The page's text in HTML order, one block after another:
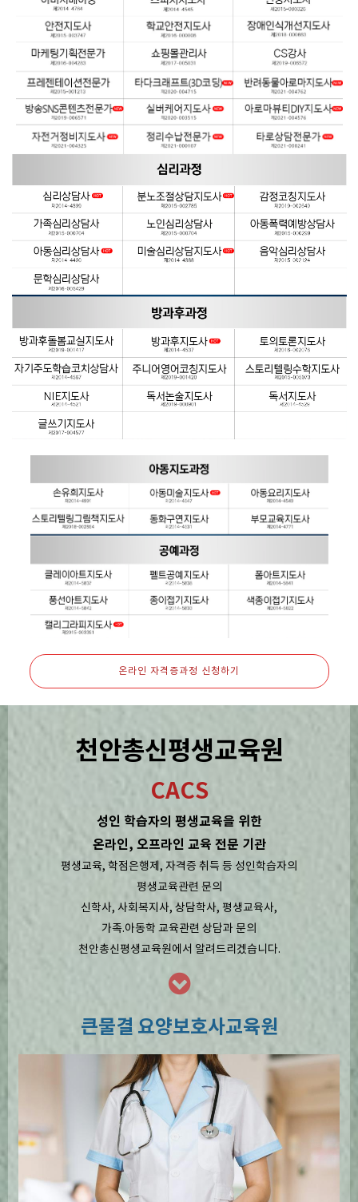
온라인 자격증과정 신청하기
천안총신평생교육원
CACS
성인 학습자의 평생교육을 위한
온라인, 오프라인 교육 전문 기관
평생교육, 학점은행제, 자격증 취득 등 성인학습자의
평생교육관련 문의
신학사, 사회복지사, 상담학사, 평생교육사,
가족.아동학 교육관련 상담과 문의
천안총신평생교육원에서 알려드리겠습니다.
큰물결 요양보호사교육원